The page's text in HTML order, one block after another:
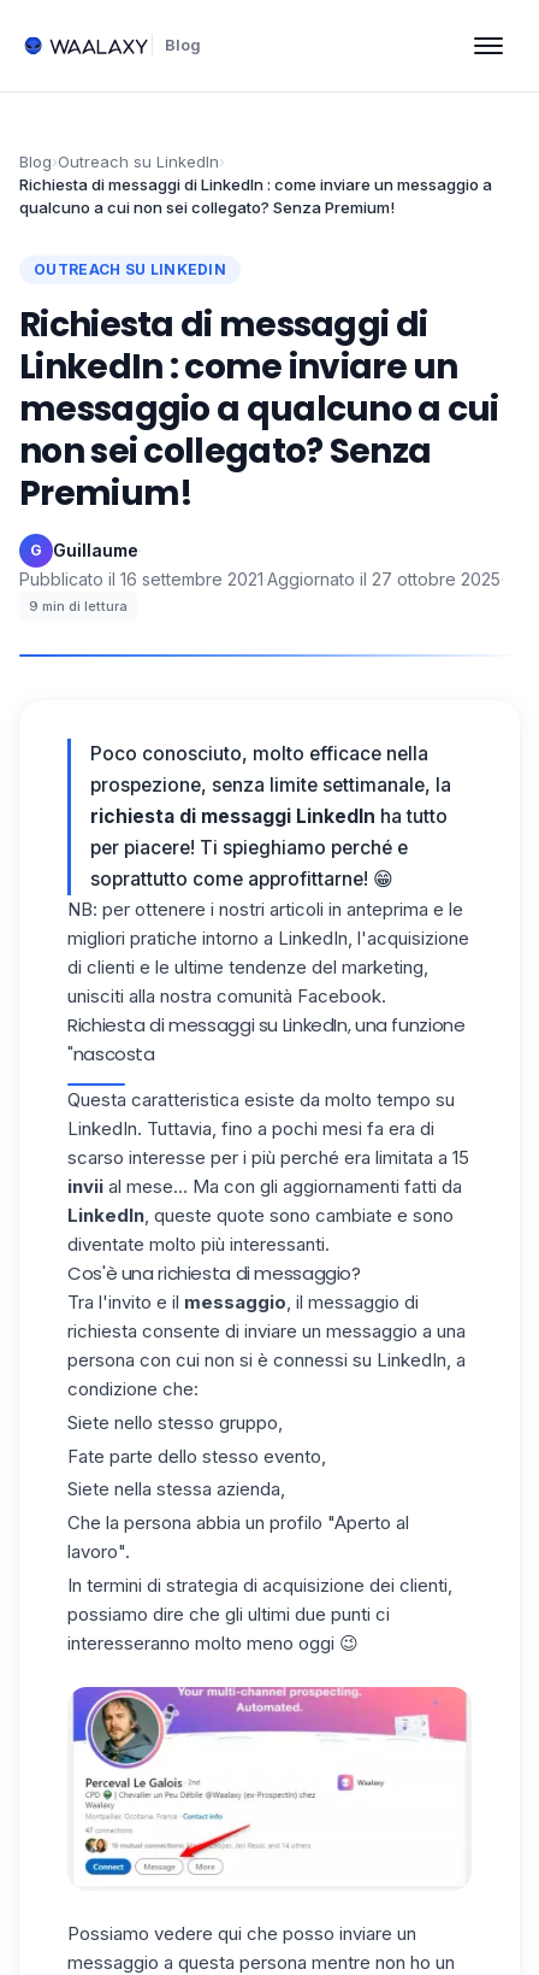
Blog
Blog›Outreach su LinkedIn›
Richiesta di messaggi di LinkedIn : come inviare un messaggio a
qualcuno a cui non sei collegato? Senza Premium!
OUTREACH SU LINKEDIN
Richiesta di messaggi di
LinkedIn : come inviare un
messaggio a qualcuno a cui
non sei collegato? Senza
Premium!
G Guillaume·
Pubblicato il 16 settembre 2021·Aggiornato il 27 ottobre 2025·
9 min di lettura
Poco conosciuto, molto efficace nella
prospezione, senza limite settimanale, la
richiesta di messaggi LinkedIn ha tutto
per piacere! Ti spieghiamo perché e
soprattutto come approfittarne! 😁
NB: per ottenere i nostri articoli in anteprima e le
migliori pratiche intorno a LinkedIn, l'acquisizione
di clienti e le ultime tendenze del marketing,
unisciti alla nostra comunità Facebook.
Richiesta di messaggi su LinkedIn, una funzione
"nascosta
Questa caratteristica esiste da molto tempo su
LinkedIn. Tuttavia, fino a pochi mesi fa era di
scarso interesse per i più perché era limitata a 15
invii al mese... Ma con gli aggiornamenti fatti da
LinkedIn, queste quote sono cambiate e sono
diventate molto più interessanti.
Cos'è una richiesta di messaggio?
Tra l'invito e il messaggio, il messaggio di
richiesta consente di inviare un messaggio a una
persona con cui non si è connessi su LinkedIn, a
condizione che:
Siete nello stesso gruppo,
Fate parte dello stesso evento,
Siete nella stessa azienda,
Che la persona abbia un profilo "Aperto al
lavoro".
In termini di strategia di acquisizione dei clienti,
possiamo dire che gli ultimi due punti ci
interesseranno molto meno oggi 😉
Possiamo vedere qui che posso inviare un
messaggio a questa persona mentre non ho un